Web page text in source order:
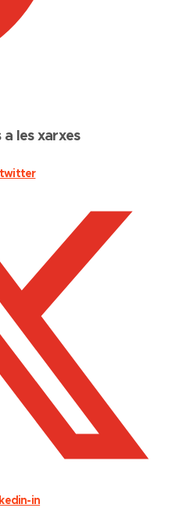
les xarxes
in